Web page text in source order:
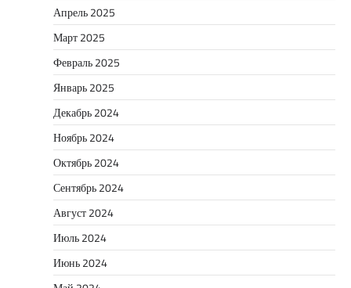
Апрель 2025
Март 2025
Февраль 2025
Январь 2025
Декабрь 2024
Ноябрь 2024
Октябрь 2024
Сентябрь 2024
Август 2024
Июль 2024
Июнь 2024